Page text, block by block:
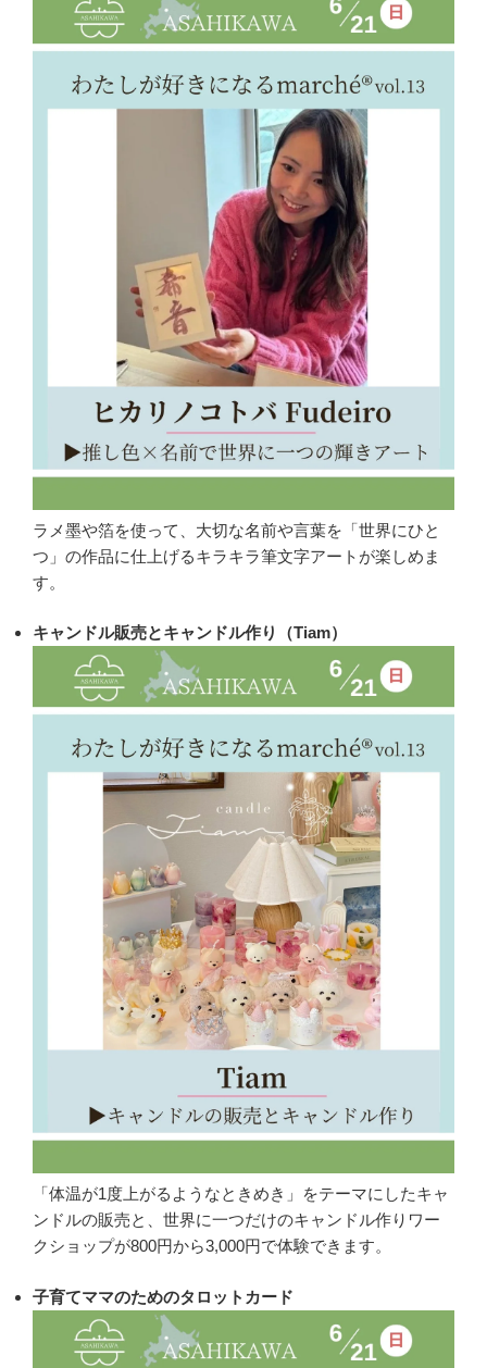
ラメ墨や箔を使って、大切な名前や言葉を「世界にひと
つ」の作品に仕上げるキラキラ筆文字アートが楽しめま
す。
キャンドル販売とキャンドル作り（Tiam）
「体温が1度上がるようなときめき」をテーマにしたキャ
ンドルの販売と、世界に一つだけのキャンドル作りワー
クショップが800円から3,000円で体験できます。
子育てママのためのタロットカード